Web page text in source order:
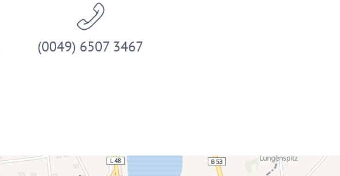
(0049) 6507 3467